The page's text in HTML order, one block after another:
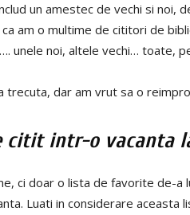
un amestec de vechi si noi,
am o multime de cititori de
unele noi, altele vechi… toate,
trecuta, dar am vrut sa o
citit intr-o vacanta
ci doar o lista de favorite de-a
Luati in considerare aceasta